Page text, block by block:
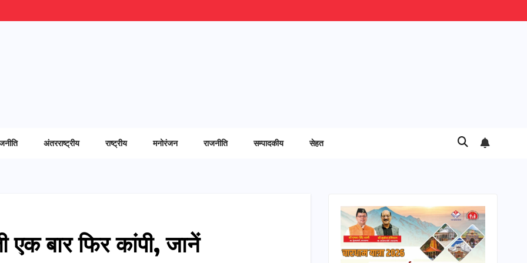
अंतरराष्ट्रीय राष्ट्रीय मनोरंजन राजनीति सम्पादकीय सेहत
एक बार फिर कांपी, जानें